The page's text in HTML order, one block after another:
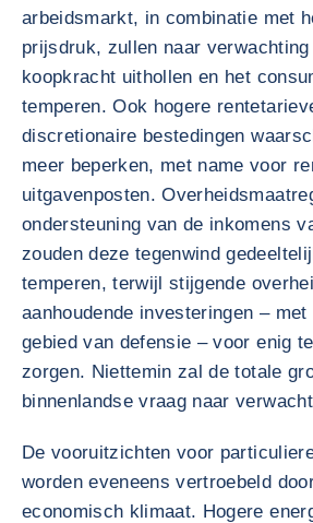
arbeidsmarkt, in combinatie met
prijsdruk, zullen naar verwachting
koopkracht uithollen en het
temperen. Ook hogere
discretionaire bestedingen
meer beperken, met name voor
uitgavenposten.
ondersteuning van de inkomens
zouden deze tegenwind
temperen, terwijl stijgende
aanhoudende investeringen – met
gebied van defensie – voor enig
zorgen. Niettemin zal de totale
binnenlandse vraag naar
De vooruitzichten voor
worden eveneens vertroebeld
economisch klimaat. Hogere